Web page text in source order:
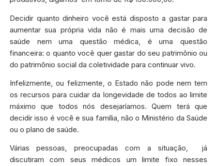
Decidir quanto dinheiro você está disposto a gastar para
aumentar sua própria vida não é mais uma decisão de
saúde nem uma questão médica, é uma questão
financeira: o quanto você quer gastar do seu patrimônio ou
do patrimônio social da coletividade para continuar vivo.
Infelizmente, ou felizmente, o Estado não pode nem tem
os recursos para cuidar da longevidade de todos ao limite
máximo que todos nós desejaríamos. Quem terá que
decidir isso é você e sua família, não o Ministério da Saúde
ou o plano de saúde.
Várias pessoas, preocupadas com a situação, já
discutiram com seus médicos um limite fixo nesses